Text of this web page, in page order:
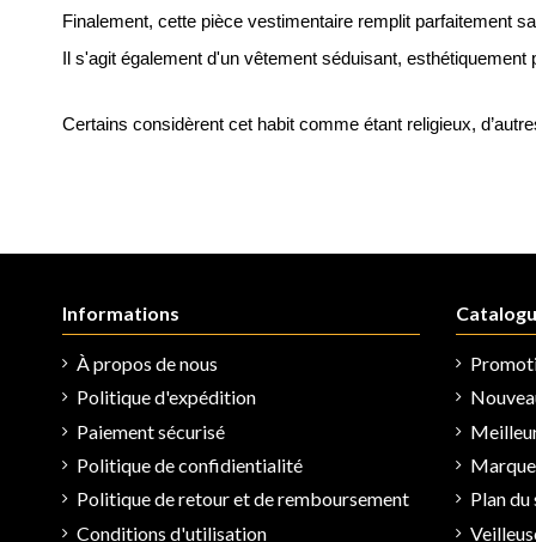
Finalement, cette pièce vestimentaire remplit parfaitement
Il s'agit également d'un vêtement séduisant,
Certains considèrent cet habit comme étant religieux,
Informations
À propos de nous
Politique d'expédition
Paiement sécurisé
Politique de confidientialité
Politique de retour et de remboursement
Conditions d'utilisation
Plan du